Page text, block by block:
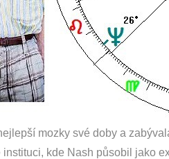
mozky své doby a
instituci, kde Nash působil jako